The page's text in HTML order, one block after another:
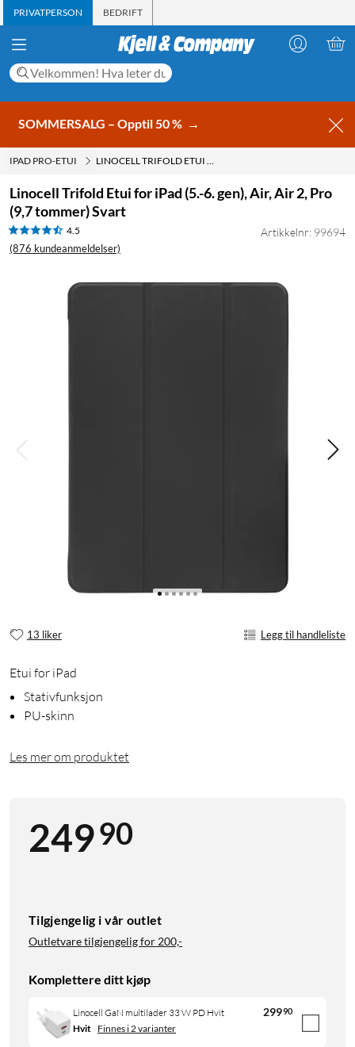
PRIVATPERSON BEDRIFT
SOMMERSALG – Opptil 50 % →
IPAD PRO-ETUI LINOCELL TRIFOLD ETUI FOR IPAD (5.-6. GEN), AIR, AIR 2, PRO (9,7 TOMMER) SVART
Linocell Trifold Etui for iPad (5.-6. gen), Air, Air 2, Pro
(9,7 tommer) Svart
4.5
(876 kundeanmeldelser)
Artikkelnr: 99694
13 liker Legg til handleliste
Etui for iPad
Stativfunksjon
PU-skinn
Les mer om produktet
24990
Tilgjengelig i vår outlet
Outletvare tilgjengelig for200,-
Komplettere ditt kjøp
Linocell GaN multilader 33 W PD Hvit 29990
Hvit Finnes i 2 varianter